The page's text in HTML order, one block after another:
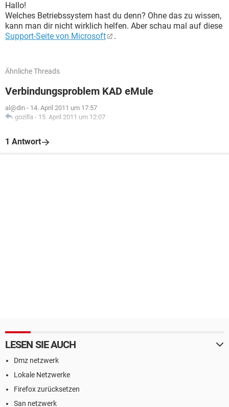
Hallo!
Welches Betriebssystem hast du denn? Ohne das zu wissen,
kann man dir nicht wirklich helfen. Aber schau mal auf diese
Support-Seite von Microsoft
.
Ähnliche Threads
Verbindungsproblem KAD eMule
al@din - 14. April 2011 um 17:57
gozilla - 15. April 2011 um 12:07
1 Antwort
LESEN SIE AUCH
Dmz netzwerk
Lokale Netzwerke
Firefox zurücksetzen
San netzwerk